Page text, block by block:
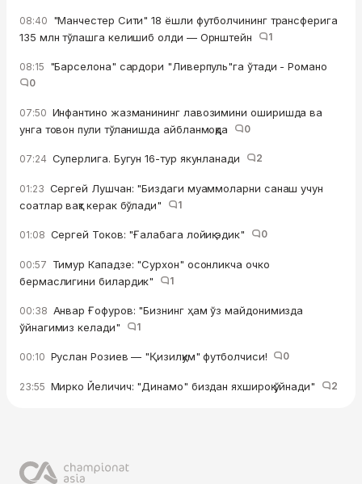
08:40 "Манчестер Сити" 18 ёшли футболчининг трансферига
135 млн тўлашга келишиб олди — Орнштейн
1
08:15 "Барселона" сардори "Ливерпуль"га ўтади - Романо
0
07:50 Инфантино жазманининг лавозимини оширишда ва
унга товон пули тўланишда айбланмоқда
0
07:24 Суперлига. Бугун 16-тур якунланади 2
01:23 Сергей Лушчан: "Биздаги муаммоларни санаш учун
соатлар вақт керак бўлади"
1
01:08 Сергей Токов: "Ғалабага лойиқ эдик" 0
00:57 Тимур Кападзе: "Сурхон" осонликча очко
бермаслигини билардик"
1
00:38 Анвар Ғофуров: "Бизнинг ҳам ўз майдонимизда
ўйнагимиз келади"
1
00:10 Руслан Розиев — "Қизилқум" футболчиси! 0
23:55 Мирко Йеличич: "Динамо" биздан яхшироқ ўйнади" 2